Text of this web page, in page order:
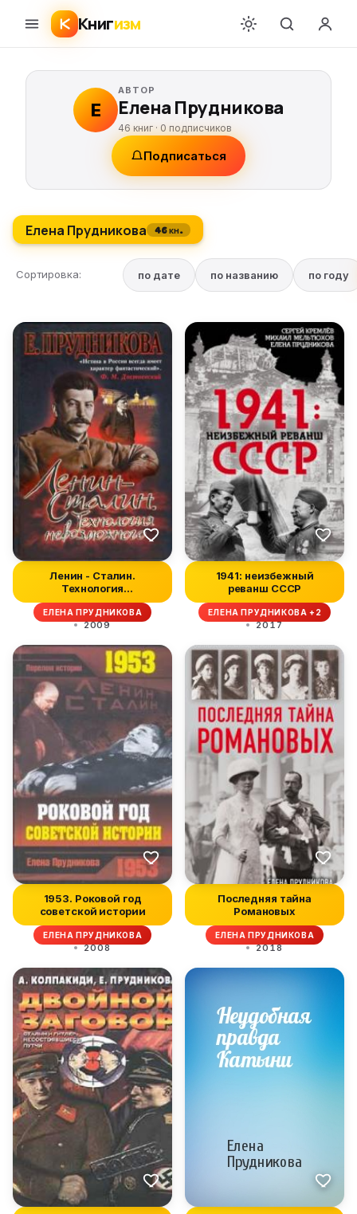
Книгизм
Е
АВТОР
Елена Прудникова
46 книг ·0 подписчиков
Подписаться
Елена Прудникова 46 кн.
Сортировка: по дате по названию по году
Ленин - Сталин.
Технология
невозможного
ЕЛЕНА ПРУДНИКОВА
2009
1941: неизбежный
реванш СССР
ЕЛЕНА ПРУДНИКОВА +2
2017
1953. Роковой год
советской истории
ЕЛЕНА ПРУДНИКОВА
2008
Последняя тайна
Романовых
ЕЛЕНА ПРУДНИКОВА
2018